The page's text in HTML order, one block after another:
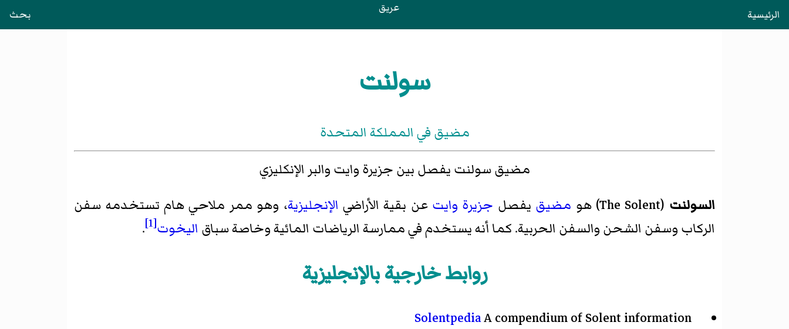
الرئيسية عريق بحث
سولنت
مضيق في المملكة المتحدة
مضيق سولنت يفصل بين جزيرة وايت والبر الإنكليزي
السولنت (
The Solent)‏ هو مضيق يفصل جزيرة وايت عن بقية الأراضي الإنجليزية، وهو ممر ملاحي هام تستخدمه سفن
الركاب وسفن الشحن والسفن الحربية. كما أنه يستخدم في ممارسة الرياضات المائية وخاصة سباق اليخوت[1]
.
روابط خارجية بالإنجليزية
SolentpediaA compendium of Solent information